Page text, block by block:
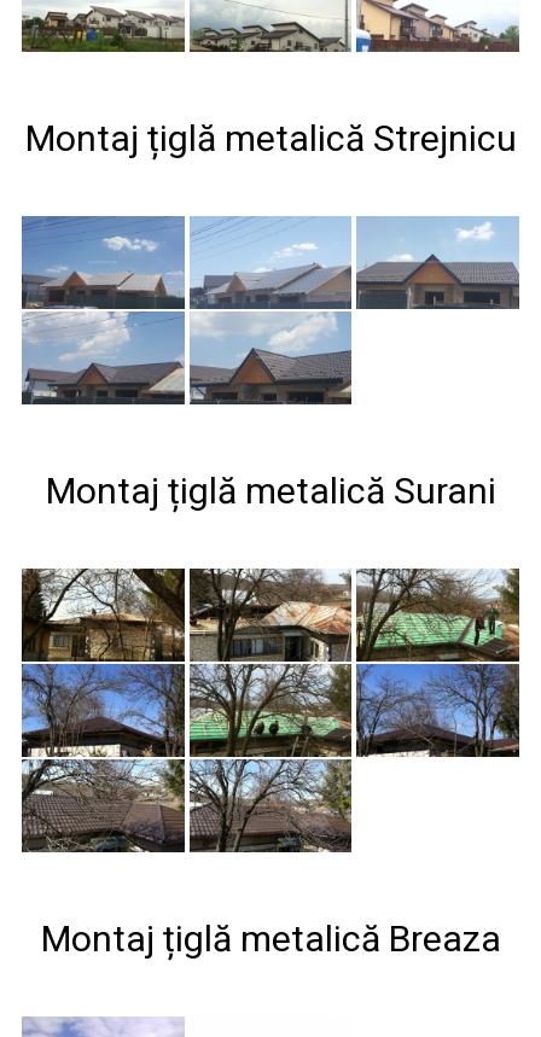
Montaj țiglă metalică Strejnicu
Montaj țiglă metalică Surani
Montaj țiglă metalică Breaza